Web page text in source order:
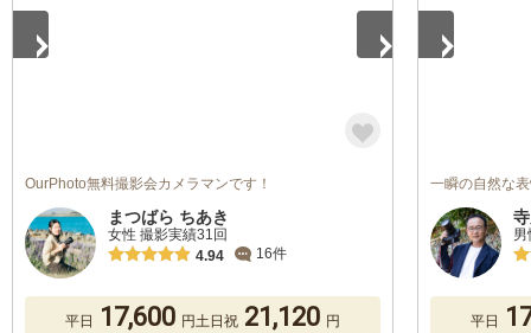
OurPhoto無料撮影会カメラマンです！
まつばら ちあき
女性 撮影実績31回
4.94
16件
平日 17,600 円土日祝 21,120 円
一瞬の自然な
平日